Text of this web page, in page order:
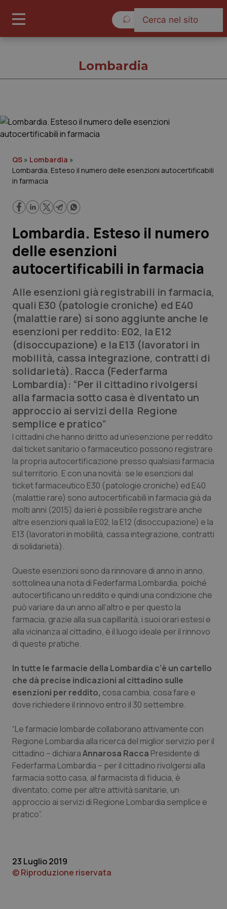
Governo e Parlamento
Regioni e Asl
Lavoro e Professioni
Scienza e Farmaci
Studi e Analisi
Lettere al direttore
Edizioni Regionali
QS Pro
Professionisti Sanitari.AI
Abruzzo
Basilicata
Calabria
Campania
Emilia-Romagna
Friuli Venezia Giulia
Lazio
Liguria
Lombardia
Marche
Molise
Piemonte
Provincia Autonoma di Bolzano
Provincia Autonoma di Trento
Puglia
Sardegna
Toscana
QS Pro Gold
Artrite & artrosi
Asma & BPCO
Car-T
Colesterolo & coronaropatie
Dermatite Atopica
Diabete & glucometri
Disturbi dell’umore
Dolore
Donna & Salute
Epatiti
HIV
Infezioni & Febbre
Ipertensione & Scompenso
Malattie rare
Malattia di Crohn & Rettocolite Ulcerosa
Obesità
QS Club Newsletter
Lombardia
QS » Lombardia »
Lombardia. Esteso il numero delle esenzioni autocertificabili
in farmacia
Lombardia. Esteso il numero
delle esenzioni
autocertificabili in farmacia
Alle esenzioni già registrabili in farmacia,
quali E30 (patologie croniche) ed E40
(malattie rare) si sono aggiunte anche le
esenzioni per reddito: E02, la E12
(disoccupazione) e la E13 (lavoratori in
mobilità, cassa integrazione, contratti di
solidarietà). Racca (Federfarma
Lombardia): “Per il cittadino rivolgersi
alla farmacia sotto casa è diventato un
approccio ai servizi della Regione
semplice e pratico”
I cittadini che hanno diritto ad un’esenzione per reddito
dal ticket sanitario o farmaceutico possono registrare
la propria autocertificazione presso qualsiasi farmacia
sul territorio. E con una novità: se le esenzioni dal
ticket farmaceutico E30 (patologie croniche) ed E40
(malattie rare) sono autocertificabili in farmacia già da
molti anni (2015) da ieri è possibile registrare anche
altre esenzioni quali la E02, la E12 (disoccupazione) e la
E13 (lavoratori in mobilità, cassa integrazione, contratti
di solidarietà).
Queste esenzioni sono da rinnovare di anno in anno,
sottolinea una nota di Federfarma Lombardia, poiché
autocertificano un reddito e quindi una condizione che
può variare da un anno all’altro e per questo la
farmacia, grazie alla sua capillarità, i suoi orari estesi e
alla vicinanza al cittadino, è il luogo ideale per il rinnovo
di queste pratiche.
In tutte le farmacie della Lombardia c’è un cartello
che dà precise indicazioni al cittadino sulle
esenzioni per reddito, cosa cambia, cosa fare e
dove richiedere il rinnovo entro il 30 settembre.
“Le farmacie lombarde collaborano attivamente con
Regione Lombardia alla ricerca del miglior servizio per il
cittadino – dichiaraAnnarosa Racca Presidente di
Federfarma Lombardia – per il cittadino rivolgersi alla
farmacia sotto casa, al farmacista di fiducia, è
diventato, come per altre attività sanitarie, un
approccio ai servizi di Regione Lombardia semplice e
pratico”.
23 Luglio 2019
© Riproduzione riservata